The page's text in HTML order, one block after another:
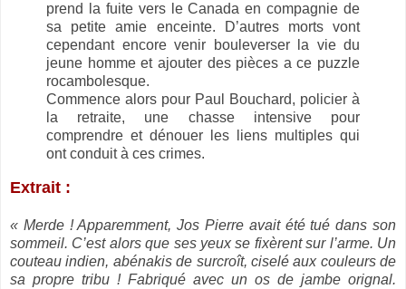
prend la fuite vers le Canada en compagnie de
sa petite amie enceinte. D’autres morts vont
cependant encore venir bouleverser la vie du
jeune homme et ajouter des pièces a ce puzzle
rocambolesque.
Commence alors pour Paul Bouchard, policier à
la retraite, une chasse intensive pour
comprendre et dénouer les liens multiples qui
ont conduit à ces crimes.
Extrait :
« Merde ! Apparemment, Jos Pierre avait été tué dans son
sommeil. C’est alors que ses yeux se fixèrent sur l’arme. Un
couteau indien, abénakis de surcroît, ciselé aux couleurs de
sa propre tribu ! Fabriqué avec un os de jambe orignal.